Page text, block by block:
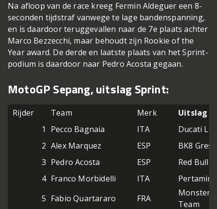
Na afloop van de race kreeg Fermin Aldeguer een 8-
seconden tijdstraf vanwege te lage bandenspanning,
en is daardoor teruggevallen naar de 7e plaats achter
Marco Bezzecchi, maar behoudt zijn Rookie of the
Year award. De derde en laatste plaats van het Sprint-
podium is daardoor naar Pedro Acosta gegaan.
MotoGP Sepang, uitslag Sprint:
Rijder Team Merk
Uitslag
1
Pecco Bagnaia ITA
Ducati
2 Alex Marquez ESP
BK8
3 Pedro Acosta ESP
Red Bull
4 Franco Morbidelli ITA
5 Fabio Quartararo FRA
Monster
Team